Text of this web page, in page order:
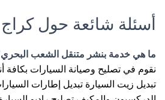
أسئلة شائعة حول
ما هي خدمة بنشر متنقل الشعب
نقوم في تصليح وصيانة السيارات بكافة
تبديل زيت السيارة تبديل إطارات